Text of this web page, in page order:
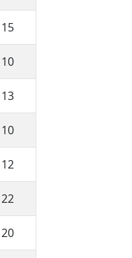
15
10
13
10
12
22
20